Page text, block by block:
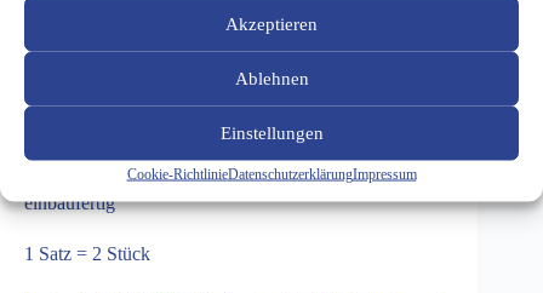
Akzeptieren
Ablehnen
Einstellungen
Cookie-RichtlinieDatenschutzerklärungImpressum
Niveaudämpferüberholung A 210
Überholung des Niveaudämpfers für W210 und S210
inkl neuer Dichtungen, Neulackierung, Manschette
ohne Gelenk
einbaufertig
1 Satz = 2 Stück